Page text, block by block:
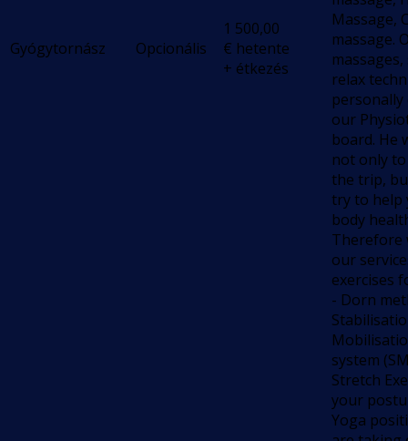
Gyógytornász Opcionális
1 500,00
€ hetente
+ étkezés
Massage,
massage.
relax
personally
our
board. He
not only
the trip,
try to help
body
Therefore
our
exercises
- Dorn
system
Stretch
your
Yoga